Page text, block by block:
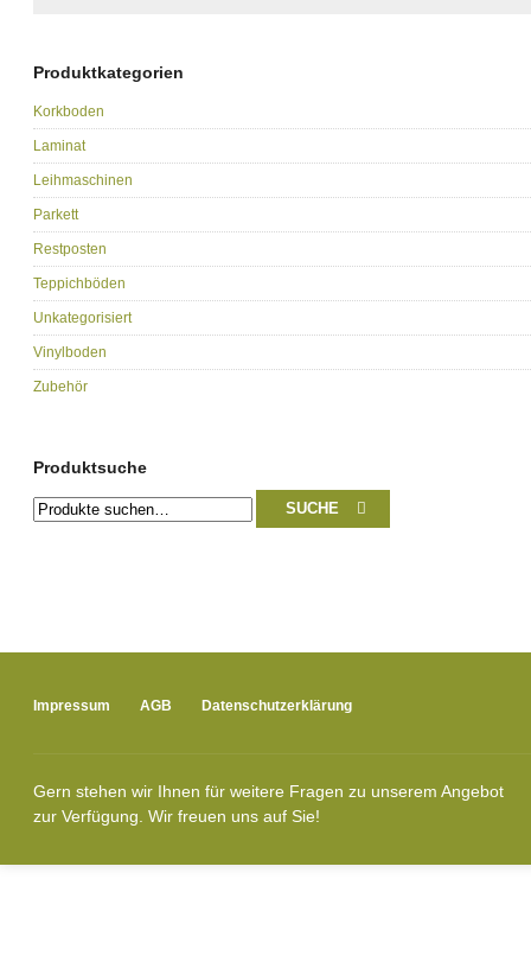
Produktkategorien
Korkboden
Laminat
Leihmaschinen
Parkett
Restposten
Teppichböden
Unkategorisiert
Vinylboden
Zubehör
Produktsuche
Suche
nach:
SUCHE
Impressum AGB Datenschutzerklärung
Gern stehen wir Ihnen für weitere Fragen zu unserem Angebot
zur Verfügung. Wir freuen uns auf Sie!